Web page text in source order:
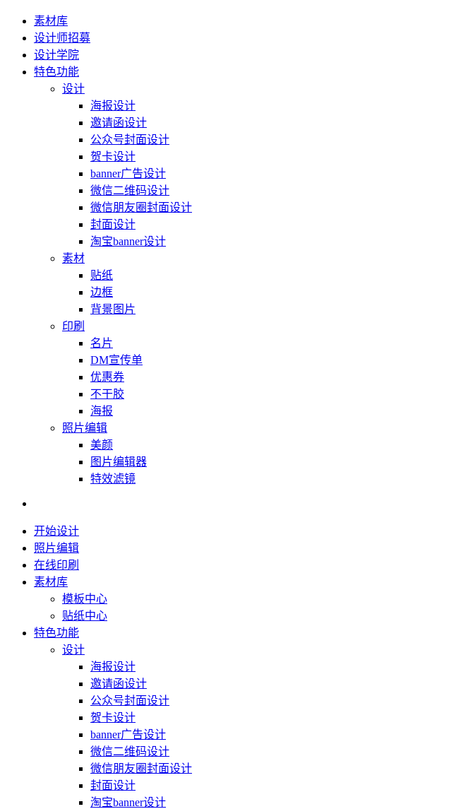
素材库
设计师招募
设计学院
特色功能
设计
海报设计
邀请函设计
公众号封面设计
贺卡设计
banner广告设计
微信二维码设计
微信朋友圈封面设计
封面设计
淘宝banner设计
素材
贴纸
边框
背景图片
印刷
名片
DM宣传单
优惠券
不干胶
海报
照片编辑
美颜
图片编辑器
特效滤镜
开始设计
照片编辑
在线印刷
素材库
模板中心
贴纸中心
特色功能
设计
海报设计
邀请函设计
公众号封面设计
贺卡设计
banner广告设计
微信二维码设计
微信朋友圈封面设计
封面设计
淘宝banner设计